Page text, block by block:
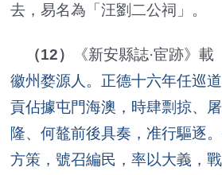
去，易名為「汪劉二公祠」。
（12） 《新安縣誌·宦跡》載
徽州婺源人。正德十六年任巡
貢佔據屯門海澳，時肆剽掠、
隆、何鼇前後具奏，准行驅逐
方策，號召編民，率以大義，